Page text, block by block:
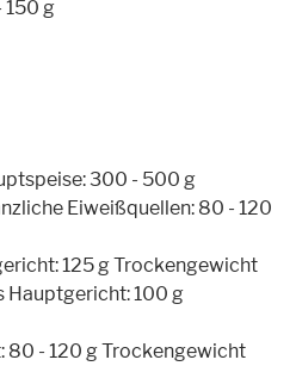
150 g
300 - 500 g
Eiweißquellen: 80 - 120
125 g Trockengewicht
Hauptgericht: 100 g
80 - 120 g Trockengewicht